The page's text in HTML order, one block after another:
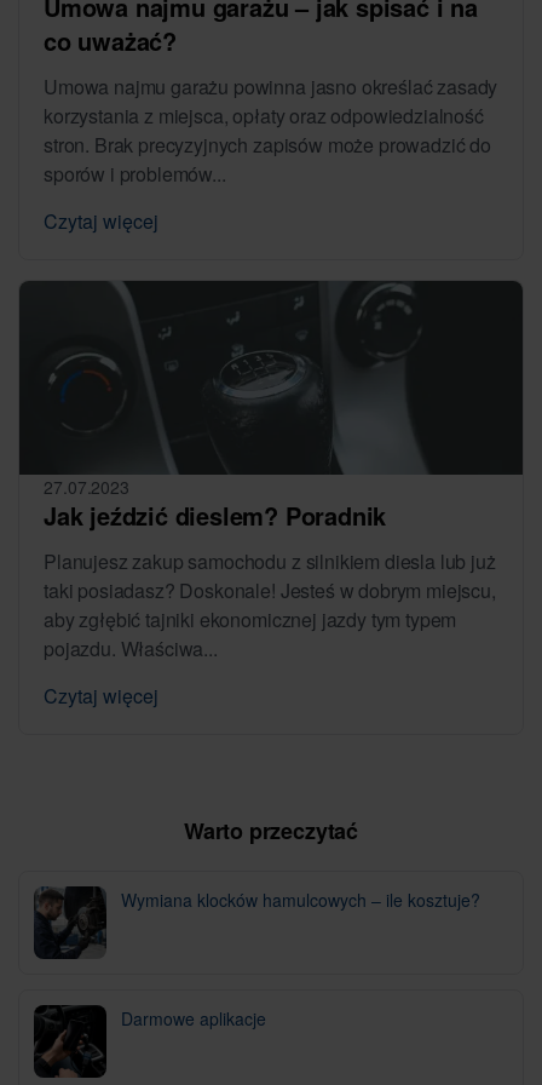
co uważać?
Umowa najmu garażu powinna jasno określać zasady
korzystania z miejsca, opłaty oraz odpowiedzialność
stron. Brak precyzyjnych zapisów może prowadzić do
sporów i problemów...
Czytaj więcej
27.07.2023
Jak jeździć dieslem? Poradnik
Planujesz zakup samochodu z silnikiem diesla lub już
taki posiadasz? Doskonale! Jesteś w dobrym miejscu,
aby zgłębić tajniki ekonomicznej jazdy tym typem
pojazdu. Właściwa...
Czytaj więcej
Warto przeczytać
Wymiana klocków hamulcowych – ile kosztuje?
Darmowe aplikacje